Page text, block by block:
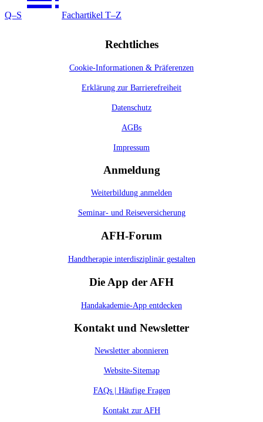
Q–S Fachartikel T–Z
Rechtliches
Cookie-Informationen & Präferenzen
Erklärung zur Barrierefreiheit
Datenschutz
AGBs
Impressum
Anmeldung
Weiterbildung anmelden
Seminar- und Reiseversicherung
AFH-Forum
Handtherapie interdisziplinär gestalten
Die App der AFH
Handakademie-App entdecken
Kontakt und Newsletter
Newsletter abonnieren
Website-Sitemap
FAQs | Häufige Fragen
Kontakt zur AFH